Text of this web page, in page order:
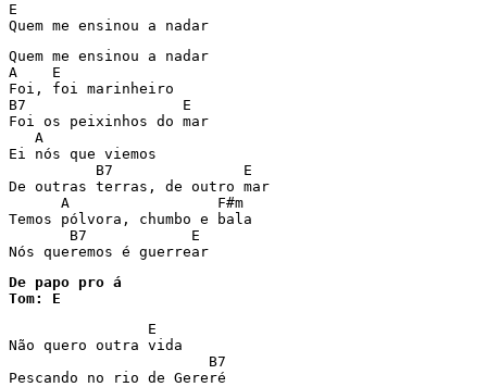
E
Quem me ensinou a nadar
Quem me ensinou a nadar
A    E
Foi, foi marinheiro
B7                  E
Foi os peixinhos do mar
   A
Ei nós que viemos
          B7               E
De outras terras, de outro mar
      A                 F#m
Temos pólvora, chumbo e bala
       B7            E
De papo pro á
Tom: E
                E
Não quero outra vida
                       B7
Pescando no rio de Gereré